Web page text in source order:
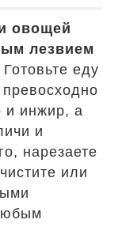
овощей
лезвием
Готовьте еду
и инжир, а
и
нарезаете
или